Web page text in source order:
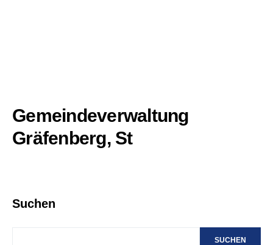
Gemeindeverwaltung
Gräfenberg, St
Suchen
SUCHEN